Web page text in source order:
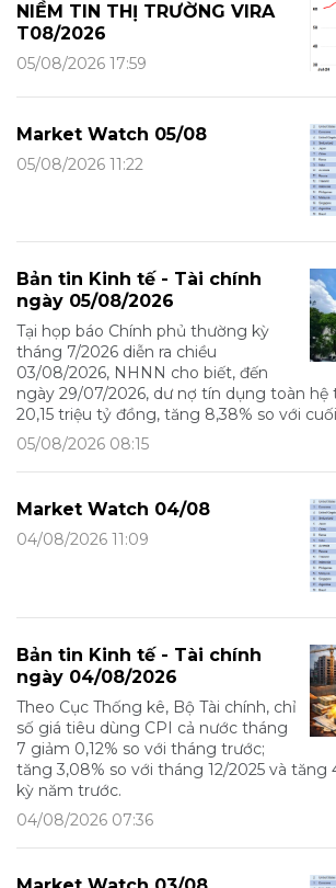
NIỀM TIN THỊ TRƯỜNG VIRA
T08/2026
05/08/2026 17:59
Market Watch 05/08
05/08/2026 11:22
Bản tin Kinh tế - Tài chính
ngày 05/08/2026
Tại họp báo Chính phủ thường kỳ
tháng 7/2026 diễn ra chiều
03/08/2026, NHNN cho biết, đến
ngày 29/07/2026, dư nợ tín dụng toàn
20,15 triệu tỷ đồng, tăng 8,38% so với
05/08/2026 08:15
Market Watch 04/08
04/08/2026 11:09
Bản tin Kinh tế - Tài chính
ngày 04/08/2026
Theo Cục Thống kê, Bộ Tài chính, chỉ
số giá tiêu dùng CPI cả nước tháng
7 giảm 0,12% so với tháng trước;
tăng 3,08% so với tháng 12/2025 và tăng
kỳ năm trước.
04/08/2026 07:36